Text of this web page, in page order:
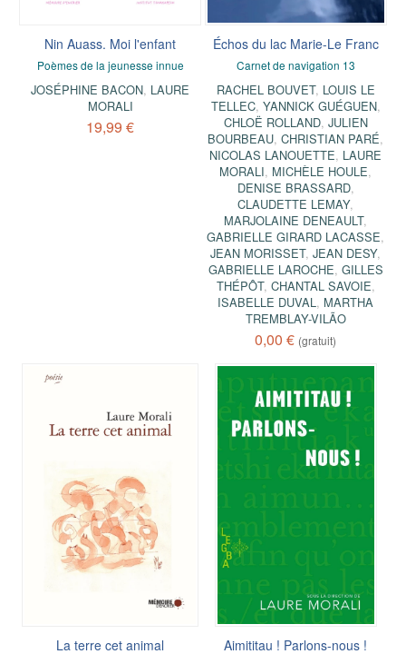
Nin Auass. Moi l'enfant
Poèmes de la jeunesse innue
JOSÉPHINE BACON, LAURE
MORALI
19,99 €
Échos du lac Marie-Le Franc
Carnet de navigation 13
RACHEL BOUVET, LOUIS LE
TELLEC, YANNICK GUÉGUEN,
CHLOË ROLLAND, JULIEN
BOURBEAU,CHRISTIAN PARÉ,
NICOLAS LANOUETTE, LAURE
MORALI, MICHÈLE HOULE,
DENISE BRASSARD,
CLAUDETTE LEMAY,
MARJOLAINE DENEAULT,
GABRIELLE GIRARD LACASSE,
JEAN MORISSET,JEAN DESY,
GABRIELLE LAROCHE, GILLES
THÉPÔT, CHANTAL SAVOIE,
ISABELLE DUVAL, MARTHA
TREMBLAY-VILÃO
0,00 € (gratuit)
La terre cet animal Aimititau ! Parlons-nous !